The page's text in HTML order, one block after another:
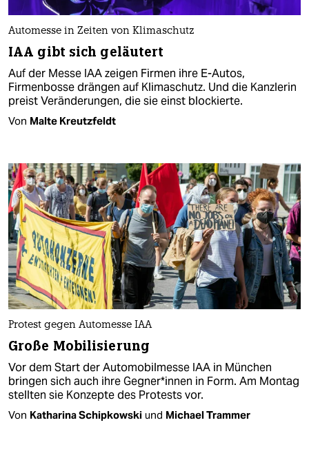
Automesse in Zeiten von Klimaschutz
IAA gibt sich geläutert
Auf der Messe IAA zeigen Firmen ihre E-Autos,
Firmenbosse drängen auf Klimaschutz. Und die Kanzlerin
preist Veränderungen, die sie einst blockierte.
Von Malte Kreutzfeldt
Protest gegen Automesse IAA
Große Mobilisierung
Vor dem Start der Automobilmesse IAA in München
bringen sich auch ihre Geg­ne­r*in­nen in Form. Am Montag
stellten sie Konzepte des Protests vor.
Von Katharina Schipkowski und Michael Trammer